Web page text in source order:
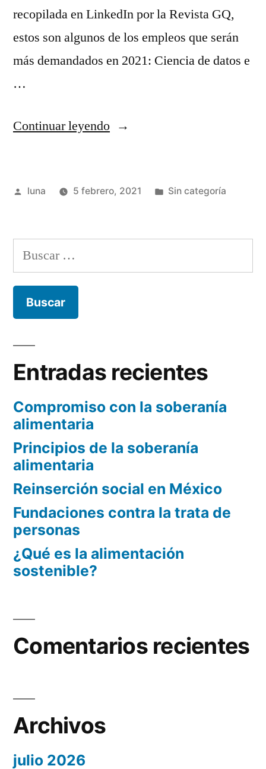
recopilada en LinkedIn por la Revista GQ,
estos son algunos de los empleos que serán
más demandados en 2021: Ciencia de datos e
…
Continuar leyendo“Estos
trabajos
mayor
Publicado
luna 5 febrero, 2021
Publicada
Sin categoría
Buscar:
Entradas recientes
Compromiso con la soberanía
alimentaria
Principios de la soberanía
alimentaria
Reinserción social en México
Fundaciones contra la trata de
personas
¿Qué es la alimentación
sostenible?
Comentarios recientes
Archivos
julio 2026